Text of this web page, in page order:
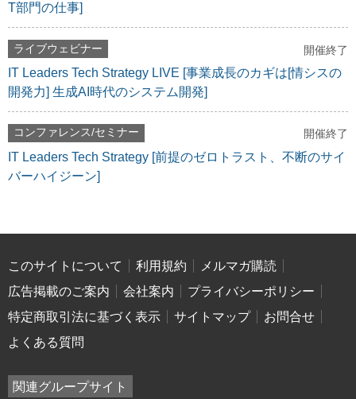
T部門の仕事]
ライブウェビナー 開催終了
IT Leaders Tech Strategy LIVE [事業成長のカギは[情シスの
開発力] 生成AI時代のシステム開発]
コンファレンス/セミナー 開催終了
IT Leaders Tech Strategy [前提のゼロトラスト、不断のサイ
バーハイジーン]
このサイトについて 利用規約
メルマガ購読
広告掲載のご案内
会社案内
プライバシーポリシー
特定商取引法に基づく表示
サイトマップ
お問合せ
よくある質問
関連グループサイト